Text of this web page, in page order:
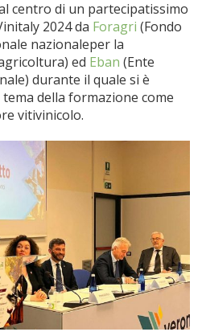
centro di un partecipatissimo
2024 da Foragri (Fondo
nazionaleper la
ed Eban (Ente
durante il quale si è
della formazione come
vitivinicolo.